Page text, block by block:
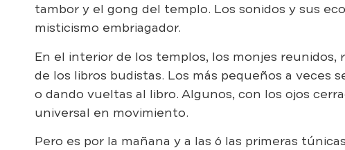
tambor y el gong del templo. Los sonidos y sus
misticismo embriagador.
En el interior de los templos, los monjes reunidos,
de los libros budistas. Los más pequeños a veces
o dando vueltas al libro. Algunos, con los ojos
universal en movimiento.
Pero es por la mañana y a las 6 las primeras